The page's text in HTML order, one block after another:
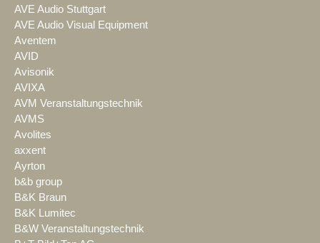
AVE Audio Stuttgart
AVE Audio Visual Equipment
Aventem
AVID
Avisonik
AVIXA
AVM Veranstaltungstechnik
AVMS
Avolites
axxent
Ayrton
b&b group
B&K Braun
B&K Lumitec
B&W Veranstaltungstechnik